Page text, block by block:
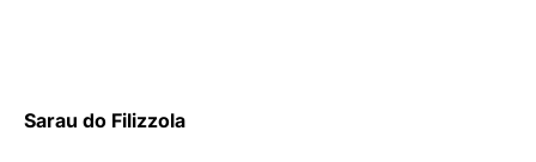
Sarau do Filizzola